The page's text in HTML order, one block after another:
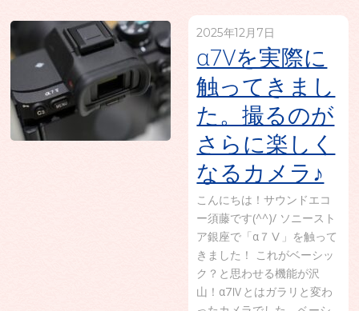
2025年12月7日
α7Vを実際に
触ってきまし
た。撮るのが
さらに楽しく
なるカメラ♪
こんにちは！サウンドエコ
ー須藤です(^^)/ ソニースト
ア銀座で「α７Ⅴ」を触って
きました！ これがベーシッ
ク？と思わせる機能が沢
山！α7Ⅳとはガラリと変わ